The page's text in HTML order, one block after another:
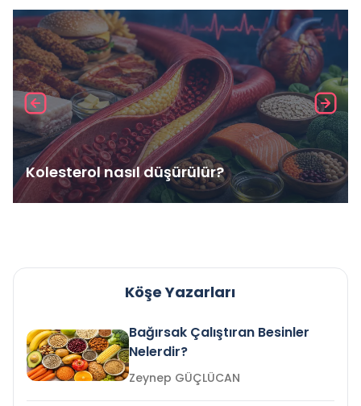
Kolesterol nasıl düşürülür?
Köşe Yazarları
Bağırsak Çalıştıran Besinler
Nelerdir?
Zeynep GÜÇLÜCAN